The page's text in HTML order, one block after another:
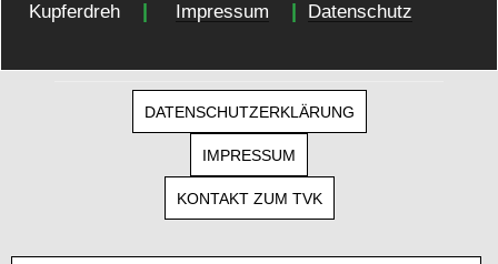
Kupferdreh
Impressum Datenschutz
DATENSCHUTZERKLÄRUNG
IMPRESSUM
KONTAKT ZUM TVK